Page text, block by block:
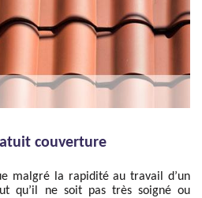
couverture
malgré la rapidité au travail d’un
qu’il ne soit pas très soigné ou